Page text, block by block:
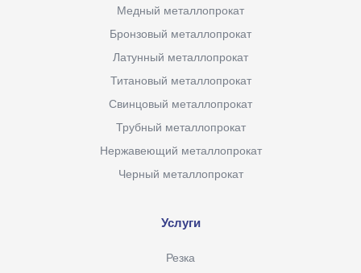
Медный металлопрокат
Бронзовый металлопрокат
Латунный металлопрокат
Титановый металлопрокат
Свинцовый металлопрокат
Трубный металлопрокат
Нержавеющий металлопрокат
Черный металлопрокат
Услуги
Резка